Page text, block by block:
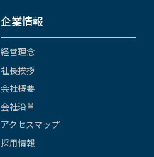
企業情報
経営理念
社長挨拶
会社概要
会社沿革
アクセスマップ
採用情報